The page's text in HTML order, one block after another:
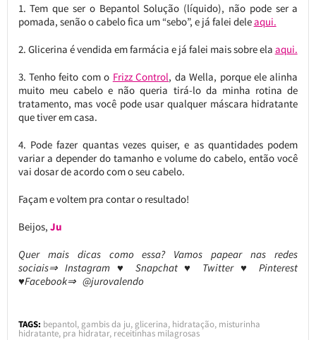
1. Tem que ser o Bepantol Solução (líquido), não pode ser a
pomada, senão o cabelo fica um “sebo”, e já falei deleaqui.
2. Glicerina é vendida em farmácia e já falei mais sobre ela aqui.
3. Tenho feito com o Frizz Control, da Wella, porque ele alinha
muito meu cabelo e não queria tirá-lo da minha rotina de
tratamento, mas você pode usar qualquer máscara hidratante
que tiver em casa.
4. Pode fazer quantas vezes quiser, e as quantidades podem
variar a depender do tamanho e volume do cabelo, então você
vai dosar de acordo com o seu cabelo.
Façam e voltem pra contar o resultado!
Beijos, Ju
Quer mais dicas como essa? Vamos papear nas redes
sociais⇒ Instagram ♥ Snapchat ♥ Twitter ♥ Pinterest
♥Facebook⇒ @jurovalendo
TAGS: bepantol, gambis da ju, glicerina, hidratação, misturinha
hidratante, pra hidratar, receitinhas milagrosas